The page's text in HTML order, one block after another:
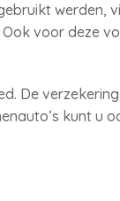
werden,
voor deze
De verzekering
kunt u